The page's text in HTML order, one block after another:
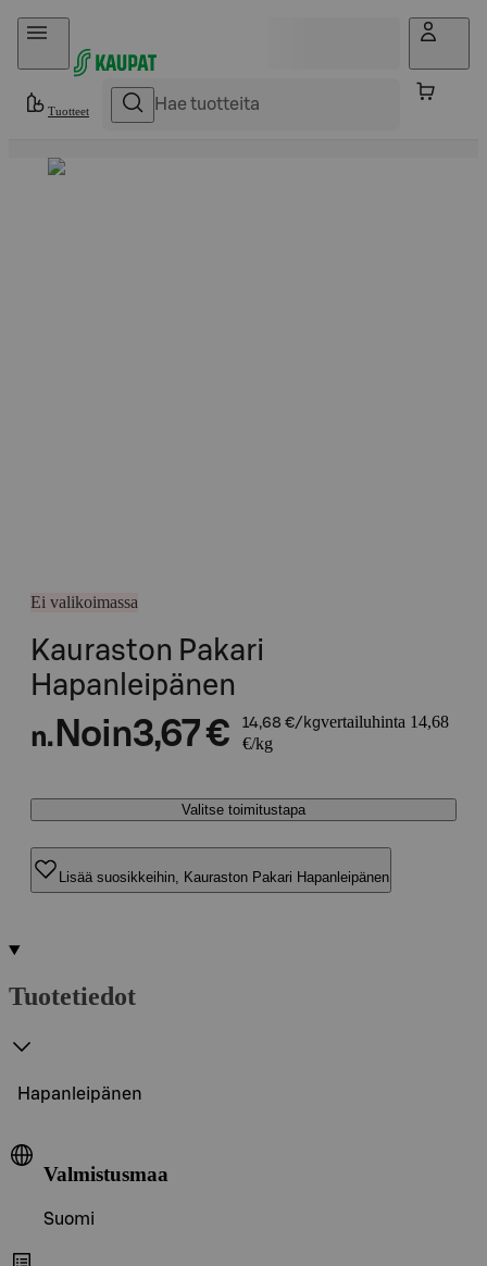
Hyppää sisältöön
Tuotteet
Ei valikoimassa
Kauraston Pakari
Hapanleipänen
n. Noin3,67 € 14,68 €/kgvertailuhinta 14,68
€/kg
Valitse toimitustapa
Lisää suosikkeihin, Kauraston Pakari Hapanleipänen
Tuotetiedot
Hapanleipänen
Valmistusmaa
Suomi